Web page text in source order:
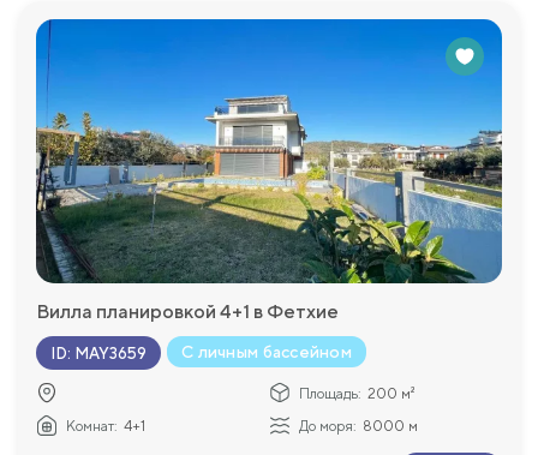
Вилла планировкой 4+1 в Фетхие
ID: MAY3659 С личным бассейном
Площадь: 200 м²
Комнат: 4+1 До моря: 8000 м